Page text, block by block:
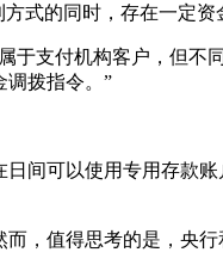
式的同时，存在一定资
支付机构客户，但不
调拨指令。”
间可以使用专用存款账
，值得思考的是，央行